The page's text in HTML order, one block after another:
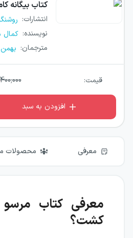
کتاب بیگانه
انتشارات:
نویسنده: کمال
مترجمان:
قیمت: 400,000
افزودن به سبد
معرفی محصولات
معرفی کتاب
کشت؟